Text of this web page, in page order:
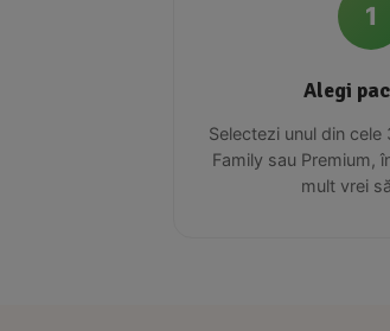
1
Alegi
Selectezi unul din
Family sau Premium,
mult vrei